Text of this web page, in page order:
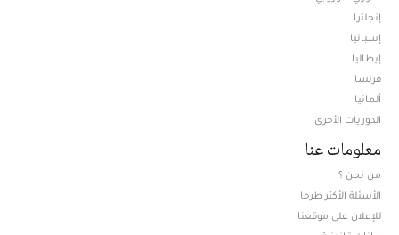
إنجلترا
إسبانيا
إيطاليا
فرنسا
ألمانيا
الدوريات الأخرى
معلومات عنا
من نحن ؟
الأسئلة الأكثر طرحا
للإعلان على موقعنا